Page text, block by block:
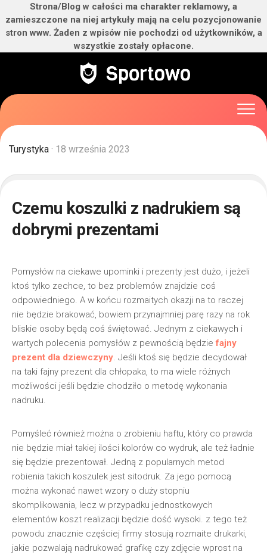
Strona/Blog w całości ma charakter reklamowy, a
zamieszczone na niej artykuły mają na celu pozycjonowanie
stron www. Żaden z wpisów nie pochodzi od użytkowników, a
wszystkie zostały opłacone.
Turystyka · 18 września 2023
Czemu koszulki z nadrukiem są
dobrymi prezentami
Pomysłów na ciekawe upominki i prezenty jest dużo, i jeżeli
ktoś tylko zechce, to bez problemów znajdzie coś
odpowiedniego. A w końcu rozmaitych okazji na to raczej
nie będzie brakować, bowiem przynajmniej parę razy na rok
bliskie osoby będą coś świętować. Jednym z ciekawych i
wartych polecenia pomysłów z pewnością będziefajny
prezent dla dziewczyny. Jeśli ktoś się będzie decydował
na taki fajny prezent dla chłopaka, to ma wiele różnych
możliwości jeśli będzie chodziło o metodę wykonania
nadruku.
Pomyśleć również można o zrobieniu haftu, który co prawda
nie będzie miał takiej ilości kolorów co wydruk, ale też ładnie
się będzie prezentował. Jedną z popularnych metod
robienia takich koszulek jest sitodruk. Za jego pomocą
można wykonać nawet wzory o duży stopniu
skomplikowania, lecz w przypadku jednostkowych
elementów koszt realizacji będzie dość wysoki. z tego też
powodu znacznie częściej firmy stosują rozmaite drukarki,
jakie pozwalają nadrukować grafikę czy zdjęcie wprost na